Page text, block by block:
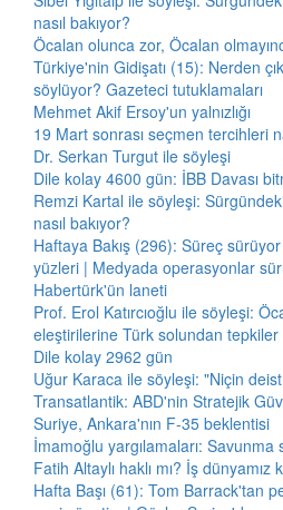
nasıl bakıyor?
Öcalan olunca zor, Öcalan
Türkiye'nin Gidişatı (15): Nerden
söylüyor? Gazeteci tutuklamaları
Mehmet Akif Ersoy'un yalnızlığı
19 Mart sonrası seçmen tercihleri
Dr. Serkan Turgut ile söyleşi
Dile kolay 4600 gün: İBB Davası
Remzi Kartal ile söyleşi:
nasıl bakıyor?
Haftaya Bakış (296): Süreç
yüzleri | Medyada operasyonlar
Habertürk'ün laneti
Prof. Erol Katırcıoğlu ile söyleşi:
eleştirilerine Türk solundan tepkiler
Dile kolay 2962 gün
Uğur Karaca ile söyleşi: "Niçin
Transatlantik: ABD'nin Stratejik
Suriye, Ankara'nın F-35 beklentisi
İmamoğlu yargılamaları: Savunma
Fatih Altaylı haklı mı? İş dünyamız
Hafta Başı (61): Tom Barrack'tan